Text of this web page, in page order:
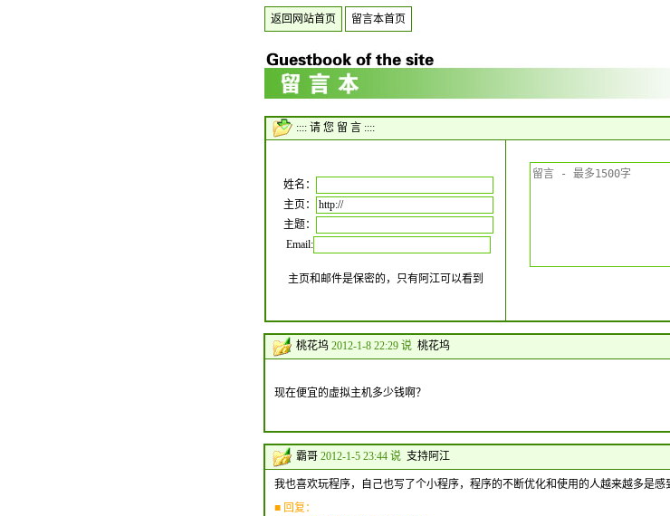
返回网站首页 留言本首页
:::: 请 您 留 言 ::::
姓名：
主页：
主题：
Email:
主页和邮件是保密的，只有阿江可以看到
桃花坞 2012-1-8 22:29 说 桃花坞
现在便宜的虚拟主机多少钱啊？
霸哥 2012-1-5 23:44 说 支持阿江
我也喜欢玩程序，自己也写了个小程序，程序的不断优化和使用的人越来越多是感
■ 回复：